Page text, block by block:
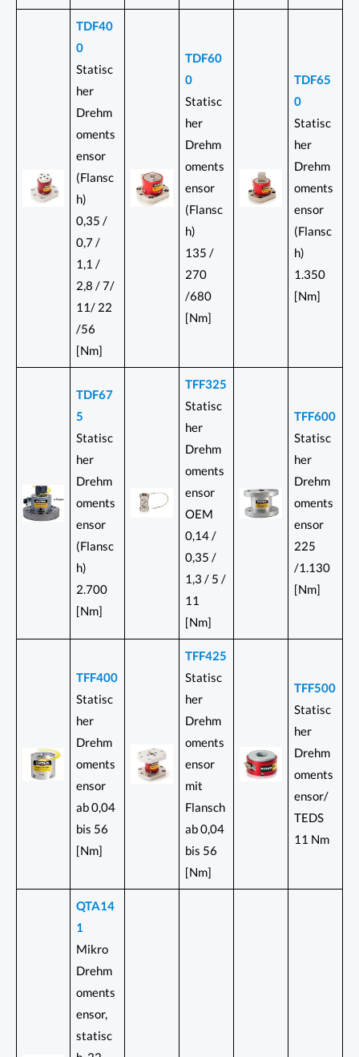
TDF40
0
Statisc
her
Drehm
oments
ensor
(Flansc
h)
0,35 /
0,7 /
1,1 /
2,8 / 7/
11/ 22
/56
[Nm]
TDF60
0
Statisc
her
Drehm
oments
ensor
(Flansc
h)
135 /
270
/680
[Nm]
TDF65
0
Statisc
her
Drehm
oments
ensor
(Flansc
h)
1.350
[Nm]
TDF67
5
Statisc
her
Drehm
oments
ensor
(Flansc
h)
2.700
[Nm]
TFF325
Statisc
her
Drehm
oments
ensor
OEM
0,14 /
0,35 /
1,3 / 5 /
11
[Nm]
TFF600
Statisc
her
Drehm
oments
ensor
225
/1.130
[Nm]
TFF400
Statisc
her
Drehm
oments
ensor
ab 0,04
bis 56
[Nm]
TFF425
Statisc
her
Drehm
oments
ensor
mit
Flansch
ab 0,04
bis 56
[Nm]
TFF500
Statisc
her
Drehm
oments
ensor/
TEDS
11 Nm
QTA14
1
Mikro
Drehm
oments
ensor,
statisc